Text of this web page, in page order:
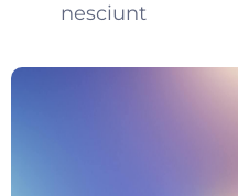
nesciunt